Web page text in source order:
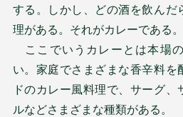
する。しかし、どの酒を飲んだ
理がある。それがカレーである。
ここでいうカレーとは本場
い。家庭でさまざまな香辛料を
ドのカレー風料理で、サーグ
ルなどさまざまな種類がある。